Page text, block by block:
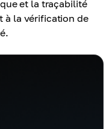
et la traçabilité
à la vérification de